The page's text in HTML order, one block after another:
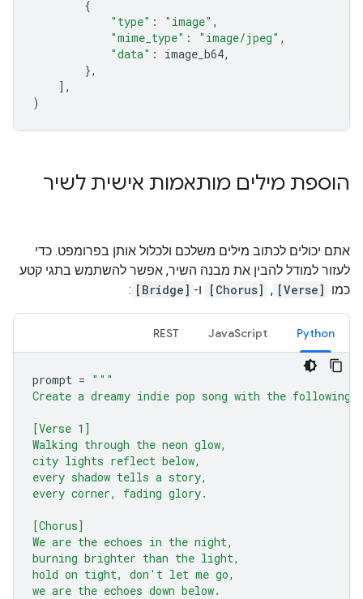
{
"type" : "image" ,
"mime_type" : "image/jpeg" ,
"data" : image_b64,
},
],
)
הוספת מילים מותאמות אישית לשיר
אתם יכולים לכתוב מילים משלכם ולכלול אותן בפרומפט. כדי
לעזור למודל להבין את מבנה השיר, אפשר להשתמש בתגי קטע
כמו [Verse]
,
[Chorus] ו- [Bridge]
:
Python
JavaScript
REST
prompt = """
Create a dreamy indie pop song with the
[Verse 1]
Walking through the neon glow,
city lights reflect below,
every shadow tells a story,
every corner, fading glory.
[Chorus]
We are the echoes in the night,
burning brighter than the light,
hold on tight, don't let me go,
we are the echoes down below.